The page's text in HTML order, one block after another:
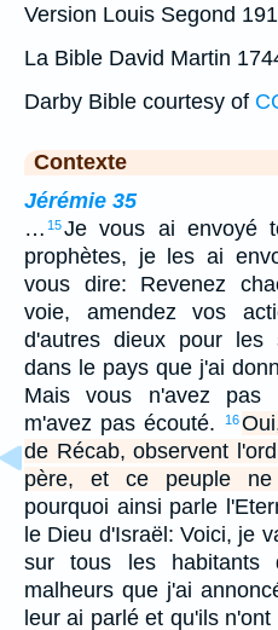
Version Louis Segond
La Bible David Martin
Darby Bible courtesy of
Contexte
Jérémie 35
… 15Je vous ai envoyé
prophètes, je les ai
vous dire: Revenez
voie, amendez vos
d'autres dieux pour les
dans le pays que j'ai
Mais vous n'avez pas
m'avez pas écouté.
16
de Récab, observent
père, et ce peuple ne
pourquoi ainsi parle
le Dieu d'Israël: Voici, je
sur tous les habitants
malheurs que j'ai
leur ai parlé et qu'ils